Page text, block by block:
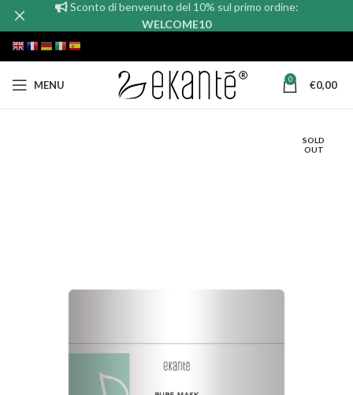
MENU 0 €0,00
SOLD
OUT
Sconto di benvenuto del 10% sul primo ordine:
WELCOME10